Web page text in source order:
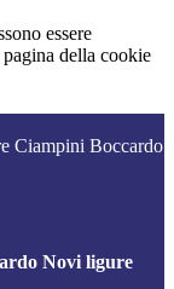
essere
della cookie
Ciampini Boccardo
Novi ligure